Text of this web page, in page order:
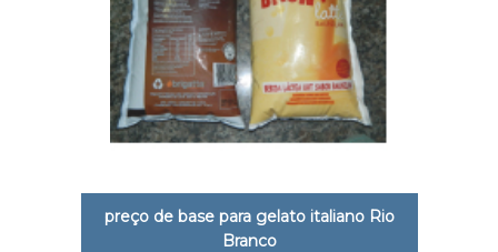
preço de base para gelato italiano Rio
Branco